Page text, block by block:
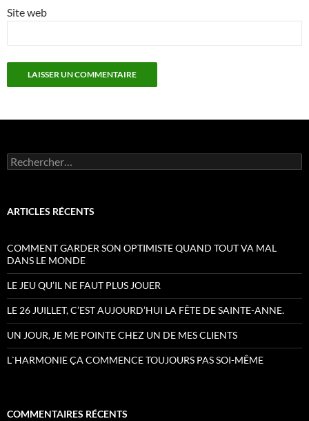
Site web
Rechercher :
ARTICLES RÉCENTS
COMMENT GARDER SON OPTIMISTE QUAND TOUT VA MAL
DANS LE MONDE
LE JEU QU’IL NE FAUT PLUS JOUER
LE 26 JUILLET, C’EST AUJOURD’HUI LA FÊTE DE SAINTE-ANNE.
UN JOUR, JE ME POINTE CHEZ UN DE MES CLIENTS
L`HARMONIE ÇA COMMENCE TOUJOURS PAS SOI-MÊME
COMMENTAIRES RÉCENTS